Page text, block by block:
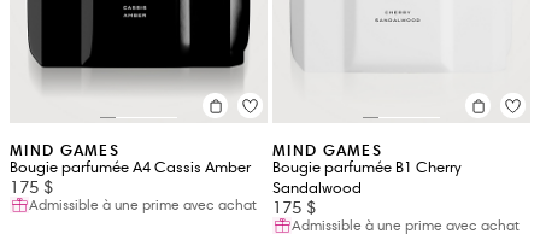
MIND GAMES
Bougie parfumée A4 Cassis Amber
175 $
Admissible à une prime avec achat
MIND GAMES
Bougie parfumée B1 Cherry
Sandalwood
175 $
Admissible à une prime avec achat